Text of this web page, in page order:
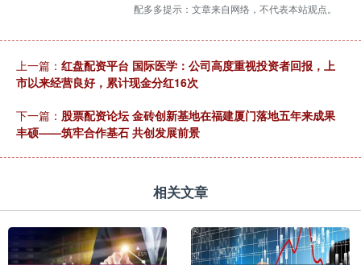
配多多提示：文章来自网络，不代表本站观点。
上一篇： 红盘配资平台 国际医学：公司高度重视投资者回报，上
市以来经营良好，累计现金分红16次
下一篇： 股票配资论坛 金砖创新基地在福建厦门落地五年来成果
丰硕——筑牢合作基石 共创发展前景
相关文章